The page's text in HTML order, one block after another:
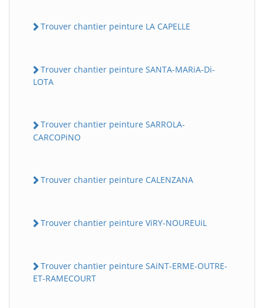
Trouver chantier peinture LA CAPELLE
Trouver chantier peinture SANTA-MARiA-Di-
LOTA
Trouver chantier peinture SARROLA-
CARCOPiNO
Trouver chantier peinture CALENZANA
Trouver chantier peinture ViRY-NOUREUiL
Trouver chantier peinture SAiNT-ERME-OUTRE-
ET-RAMECOURT